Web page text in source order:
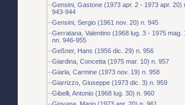
Gensini, Gastone (1973 apr. 2 - 1973 apr. 20)
943-944
Gensini, Sergio (1961 nov. 20) n. 945
Gerratana, Valentino (1968 lug. 3 - 1975 mag.
nn. 946-955
Geßner, Hans (1956 dic. 29) n. 956
Giardina, Concetta (1975 mar. 10) n. 957
Giarla, Carmine (1973 nov. 19) n. 958
Giarrizzo, Giuseppe (1973 dic. 3) n. 959
Gibelli, Antonio (1968 lug. 30) n. 960
Giovana, Mario (1973 apr. 20) n. 961